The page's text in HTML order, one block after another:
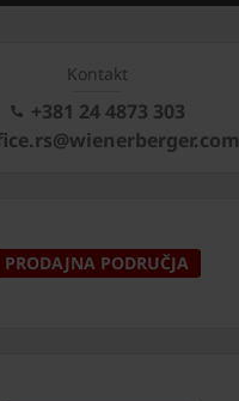
Kontakt
+381 24 4873 303
PRODAJNA PODRUČJA